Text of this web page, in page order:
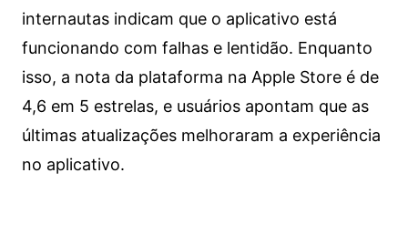
internautas indicam que o aplicativo está
funcionando com falhas e lentidão. Enquanto
isso, a nota da plataforma na Apple Store é de
4,6 em 5 estrelas, e usuários apontam que as
últimas atualizações melhoraram a experiência
no aplicativo.